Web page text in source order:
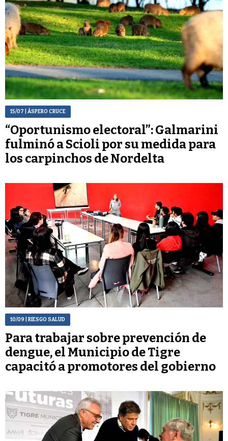
15/07 | ÁSPERO CRUCE
“Oportunismo electoral”: Galmarini
fulminó a Scioli por su medida para
los carpinchos de Nordelta
10/09 | RIESGO SALUD
Para trabajar sobre prevención de
dengue, el Municipio de Tigre
capacitó a promotores del gobierno